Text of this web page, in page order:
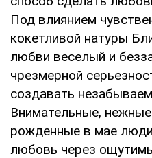
Под влиянием
кокетливой натуры
любви веселый и
чрезмерной
создавать
Внимательные,
рожденные в мае
любовь через